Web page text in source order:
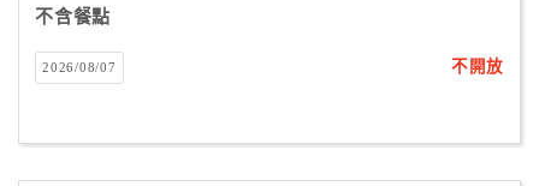
Line
上
不含餐點
2026/08/07 不開放